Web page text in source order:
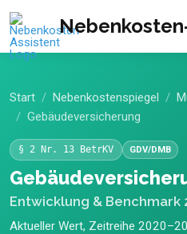
Start Nebenkostenspiegel
Gebäudeversicherung
§ 2 Nr. 13 BetrKV GDV/DMB
Entwicklung & Benchmark
Aktueller Wert, Zeitreihe